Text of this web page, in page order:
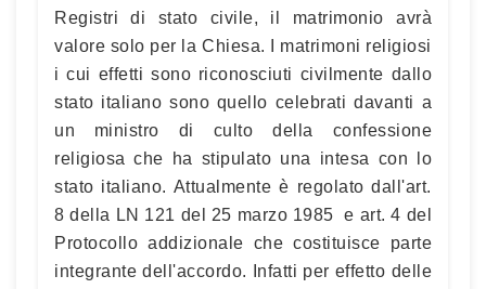
Registri di stato civile, il matrimonio avrà
valore solo per la Chiesa. I matrimoni religiosi
i cui effetti sono riconosciuti civilmente dallo
stato italiano sono quello celebrati davanti a
un ministro di culto della confessione
religiosa che ha stipulato una intesa con lo
stato italiano. Attualmente è regolato dall'art.
8 della LN 121 del 25 marzo 1985 e art. 4 del
Protocollo addizionale che costituisce parte
integrante dell'accordo. Infatti per effetto delle